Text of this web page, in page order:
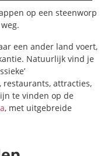
op een steenworp
een ander land voert,
Natuurlijk vind je
restaurants, attracties,
te vinden op de
, met uitgebreide